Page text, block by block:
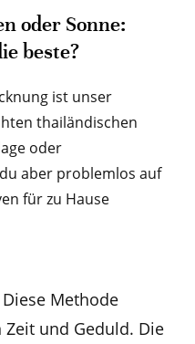
oder Sonne:
beste?
ist unser
thailändischen
oder
aber problemlos auf
für zu Hause
Diese Methode
und Geduld. Die